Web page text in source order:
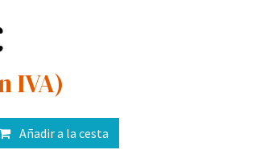
IVA)
Añadir a la cesta